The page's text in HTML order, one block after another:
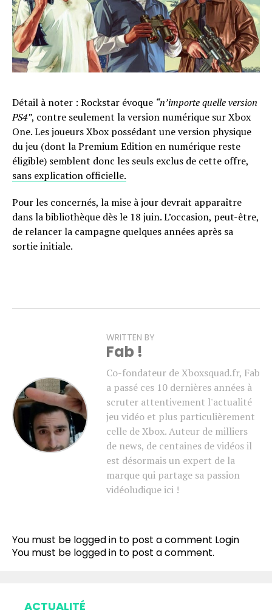
Détail à noter : Rockstar évoque “n’importe quelle version
PS4”, contre seulement la version numérique sur Xbox
One. Les joueurs Xbox possédant une version physique
du jeu (dont la Premium Edition en numérique reste
éligible) semblent donc les seuls exclus de cette offre,
sans explication officielle.
Pour les concernés, la mise à jour devrait apparaître
dans la bibliothèque dès le 18 juin. L’occasion, peut-être,
de relancer la campagne quelques années après sa
sortie initiale.
WRITTEN BY
Fab !
Co-fondateur de Xboxsquad.fr, Fab
a passé ces 10 dernières années à
scruter attentivement l'actualité
jeu vidéo et plus particulièrement
celle de Xbox. Auteur de milliers
de news, de centaines de vidéos il
est désormais un expert de la
marque qui partage sa passion
vidéoludique ici !
You must be logged in to post a comment Login
You must be logged in to post a comment.
ACTUALITÉ